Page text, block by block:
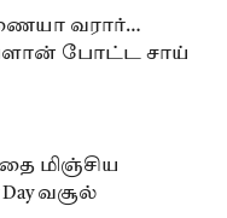
வரார்…
போட்ட சாய்
மிஞ்சிய
Day வசூல்